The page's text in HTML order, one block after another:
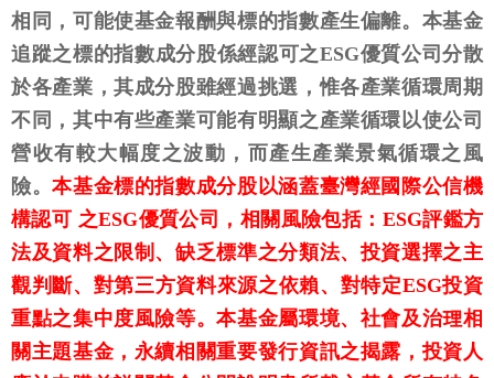
相同，可能使基金報酬與標的指數產生偏離。本基金
追蹤之標的指數成分股係經認可之ESG優質公司分散
於各產業，其成分股雖經過挑選，惟各產業循環周期
不同，其中有些產業可能有明顯之產業循環以使公司
營收有較大幅度之波動，而產生產業景氣循環之風
險。本基金標的指數成分股以涵蓋臺灣經國際公信機
構認可 之ESG優質公司，相關風險包括：ESG評鑑方
法及資料之限制、缺乏標準之分類法、投資選擇之主
觀判斷、對第三方資料來源之依賴、對特定ESG投資
重點之集中度風險等。本基金屬環境、社會及治理相
關主題基金，永續相關重要發行資訊之揭露，投資人